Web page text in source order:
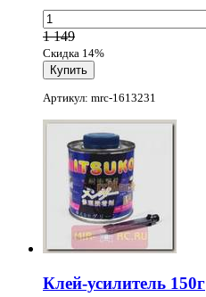
1 149
Скидка 14%
Артикул: mrc-1613231
Клей-усилитель 150г